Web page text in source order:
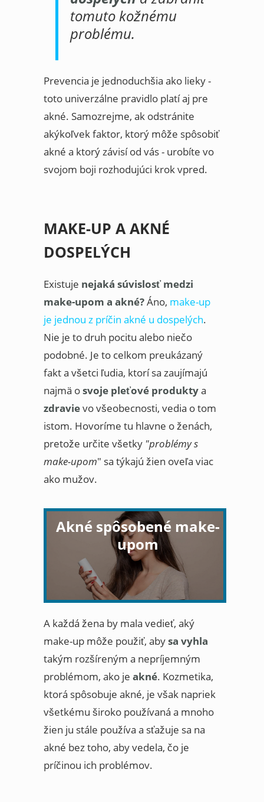
tomuto kožnému
problému.
Prevencia je jednoduchšia ako lieky -
toto univerzálne pravidlo platí aj pre
akné. Samozrejme, ak odstránite
akýkoľvek faktor, ktorý môže spôsobiť
akné a ktorý závisí od vás - urobíte vo
svojom boji rozhodujúci krok vpred.
MAKE-UP A AKNÉ
DOSPELÝCH
Existuje nejaká súvislosť medzi
make-upom a akné?Áno, make-up
je jednou z príčin akné u dospelých.
Nie je to druh pocitu alebo niečo
podobné. Je to celkom preukázaný
fakt a všetci ľudia, ktorí sa zaujímajú
najmä osvoje pleťové produktya
zdravievo všeobecnosti, vedia o tom
istom. Hovoríme tu hlavne o ženách,
pretože určite všetky "problémy s
make-upom" sa týkajú žien oveľa viac
ako mužov.
Akné spôsobené make-
upom
A každá žena by mala vedieť, aký
make-up môže použiť, abysa vyhla
takým rozšíreným a nepríjemným
problémom, ako je akné. Kozmetika,
ktorá spôsobuje akné, je však napriek
všetkému široko používaná a mnoho
žien ju stále používa a sťažuje sa na
akné bez toho, aby vedela, čo je
príčinou ich problémov.